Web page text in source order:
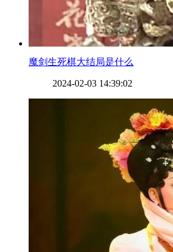
​魔剑生死棋大结局是什么
2024-02-03 14:39:02